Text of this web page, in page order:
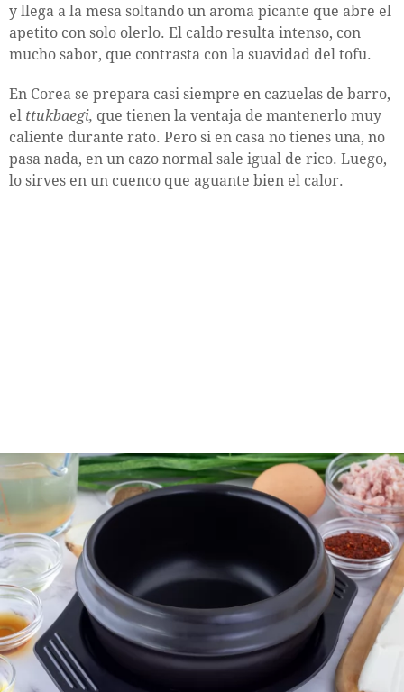
y llega a la mesa soltando un aroma picante que abre el
apetito con solo olerlo. El caldo resulta intenso, con
mucho sabor, que contrasta con la suavidad del tofu.
En Corea se prepara casi siempre en cazuelas de barro,
el ttukbaegi, que tienen la ventaja de mantenerlo muy
caliente durante rato. Pero si en casa no tienes una, no
pasa nada, en un cazo normal sale igual de rico. Luego,
lo sirves en un cuenco que aguante bien el calor.